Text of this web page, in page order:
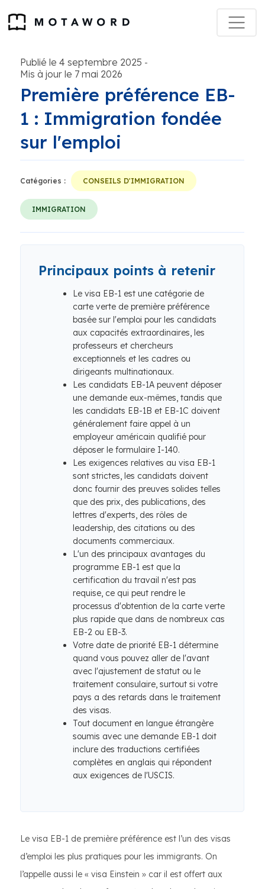
Publié le 4 septembre 2025 -
Mis à jour le 7 mai 2026
Première préférence EB-
1 : Immigration fondée
sur l'emploi
Catégories : CONSEILS D'IMMIGRATION
IMMIGRATION
Principaux points à retenir
Le visa EB-1 est une catégorie de
carte verte de première préférence
basée sur l'emploi pour les candidats
aux capacités extraordinaires, les
professeurs et chercheurs
exceptionnels et les cadres ou
dirigeants multinationaux.
Les candidats EB-1A peuvent déposer
une demande eux-mêmes, tandis que
les candidats EB-1B et EB-1C doivent
généralement faire appel à un
employeur américain qualifié pour
déposer le formulaire I-140.
Les exigences relatives au visa EB-1
sont strictes, les candidats doivent
donc fournir des preuves solides telles
que des prix, des publications, des
lettres d'experts, des rôles de
leadership, des citations ou des
documents commerciaux.
L'un des principaux avantages du
programme EB-1 est que la
certification du travail n'est pas
requise, ce qui peut rendre le
processus d'obtention de la carte verte
plus rapide que dans de nombreux cas
EB-2 ou EB-3.
Votre date de priorité EB-1 détermine
quand vous pouvez aller de l'avant
avec l'ajustement de statut ou le
traitement consulaire, surtout si votre
pays a des retards dans le traitement
des visas.
Tout document en langue étrangère
soumis avec une demande EB-1 doit
inclure des traductions certifiées
complètes en anglais qui répondent
aux exigences de l'USCIS.
Le visa EB-1 de première préférence est l’un des visas
d’emploi les plus pratiques pour les immigrants. On
l’appelle aussi le « visa Einstein » car il est offert aux